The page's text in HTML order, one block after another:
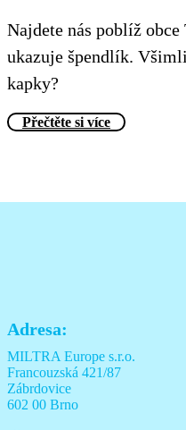
Najdete nás poblíž obce
ukazuje špendlík.
kapky?
Přečtěte si více
Adresa:
MILTRA Europe s.r.o.
Francouzská 421/87
Zábrdovice
602 00 Brno